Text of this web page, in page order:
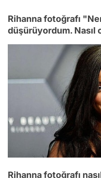
Rihanna fotoğrafı
düşürüyordum. Nasıl
Rihanna fotoğrafı